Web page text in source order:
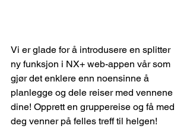
Vi er glade for å introdusere en splitter
ny funksjon i NX+ web-appen vår som
gjør det enklere enn noensinne å
planlegge og dele reiser med vennene
dine! Opprett en gruppereise og få med
deg venner på felles treff til helgen!